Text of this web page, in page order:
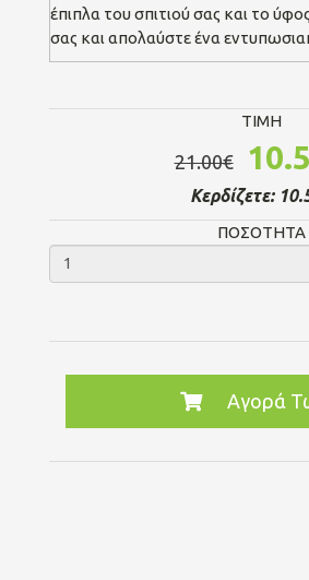
έπιπλα του σπιτιού σας και το
σας και απολαύστε ένα
TIMH
21.00€
Κερδίζετε:
ΠΟΣΟΤΗΤΑ
Αγορά